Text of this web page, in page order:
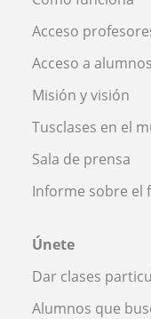
Acceso
Acceso a alumnos
Misión y visión
Tusclases en el
Sala de prensa
Informe sobre el
Únete
Dar clases
Alumnos que